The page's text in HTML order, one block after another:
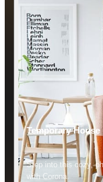
Temporary House
Step into this cozy,
with Corona.